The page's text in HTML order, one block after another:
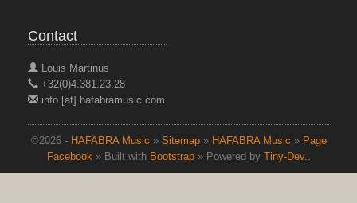
Contact
Louis Martinus
+32(0)4.381.23.28
info [at] hafabramusic.com
©2026 - HAFABRA Music » Sitemap» HAFABRA Music » Page
Facebook» Built with Bootstrap» Powered by Tiny-Dev..